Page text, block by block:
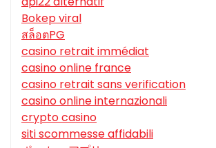
Bokep viral
สล็อตPG
casino retrait immédiat
casino online france
casino retrait sans verification
casino online internazionali
crypto casino
siti scommesse affidabili